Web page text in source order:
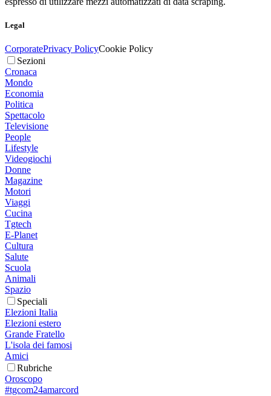
Legal
CorporatePrivacy PolicyCookie Policy
Sezioni
Cronaca
Mondo
Economia
Politica
Spettacolo
Televisione
People
Lifestyle
Videogiochi
Donne
Magazine
Motori
Viaggi
Cucina
Tgtech
E-Planet
Cultura
Salute
Scuola
Animali
Spazio
Speciali
Elezioni Italia
Elezioni estero
Grande Fratello
L'isola dei famosi
Amici
Rubriche
Oroscopo
#tgcom24amarcord